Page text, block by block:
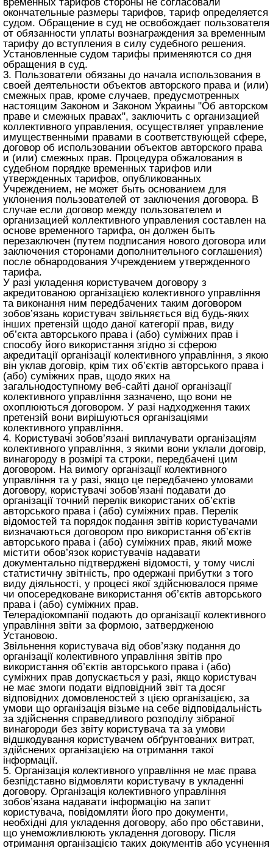
окончательные размеры тарифов, тариф определяется
судом. Обращение в суд не освобождает пользователя
от обязанности уплаты вознаграждения за временным
тарифу до вступления в силу судебного решения.
Установленные судом тарифы применяются со дня
обращения в суд.
3. Пользователи обязаны до начала использования в
своей деятельности объектов авторского права и (или)
смежных прав, кроме случаев, предусмотренных
настоящим Законом и Законом Украины "Об авторском
праве и смежных правах", заключить с организацией
коллективного управления, осуществляет управление
имущественными правами в соответствующей сфере,
договор об использовании объектов авторского права
и (или) смежных прав. Процедура обжалования в
судебном порядке временных тарифов или
утвержденных тарифов, опубликованных
Учреждением, не может быть основанием для
уклонения пользователей от заключения договора. В
случае если договор между пользователем и
организацией коллективного управления составлен на
основе временного тарифа, он должен быть
перезаключен (путем подписания нового договора или
заключения сторонами дополнительного соглашения)
после обнародования Учреждением утвержденного
тарифа.
У разі укладення користувачем договору з
акредитованою організацією колективного управління
та виконання ним передбачених таким договором
зобов’язань користувач звільняється від будь-яких
інших претензій щодо даної категорії прав, виду
об’єкта авторського права і (або) суміжних прав і
способу його використання згідно зі сферою
акредитації організації колективного управління, з якою
він уклав договір, крім тих об’єктів авторського права і
(або) суміжних прав, щодо яких на
загальнодоступному веб-сайті даної організації
колективного управління зазначено, що вони не
охоплюються договором. У разі надходження таких
претензій вони вирішуються організаціями
колективного управління.
4. Користувачі зобов’язані виплачувати організаціям
колективного управління, з якими вони уклали договір,
винагороду в розмірі та строки, передбачені цим
договором. На вимогу організації колективного
управління та у разі, якщо це передбачено умовами
договору, користувачі зобов’язані подавати до
організації точний перелік використаних об’єктів
авторського права і (або) суміжних прав. Перелік
відомостей та порядок подання звітів користувачами
визначаються договором про використання об’єктів
авторського права і (або) суміжних прав, який може
містити обов’язок користувачів надавати
документально підтверджені відомості, у тому числі
статистичну звітність, про одержані прибутки з того
виду діяльності, у процесі якої здійснювалося пряме
чи опосередковане використання об’єктів авторського
права і (або) суміжних прав.
Телерадіокомпанії подають до організації колективного
управління звіти за формою, затвердженою
Установою.
Звільнення користувача від обов’язку подання до
організації колективного управління звітів про
використання об’єктів авторського права і (або)
суміжних прав допускається у разі, якщо користувач
не має змоги подати відповідний звіт та досяг
відповідних домовленостей з цією організацією, за
умови що організація візьме на себе відповідальність
за здійснення справедливого розподілу зібраної
винагороди без звіту користувача та за умови
відшкодування користувачем обґрунтованих витрат,
здійснених організацією на отримання такої
інформації.
5. Організація колективного управління не має права
безпідставно відмовляти користувачу в укладенні
договору. Організація колективного управління
зобов’язана надавати інформацію на запит
користувача, повідомляти його про документи,
необхідні для укладення договору, або про обставини,
що унеможливлюють укладення договору. Після
отримання організацією таких документів або усунення